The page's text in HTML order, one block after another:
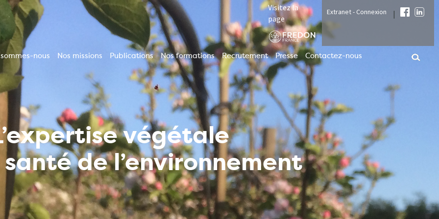
Visitez la
page
Extranet - Connexion |
nous Nos missions Publications Nos formations Recrutement Presse Contactez-nous
végétale
de l’environnement